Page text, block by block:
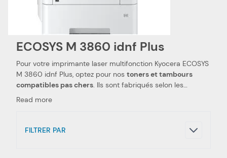
ECOSYS M 3860 idnf Plus
Pour votre imprimante laser multifonction Kyocera ECOSYS
M 3860 idnf Plus, optez pour nos toners et tambours
compatibles pas chers. Ils sont fabriqués selon les
spécifications Kyocera, ainsi que selon les normes
idnf Plus. Nous utilisons des pièces de qualité, qui
Read more
FILTRER PAR